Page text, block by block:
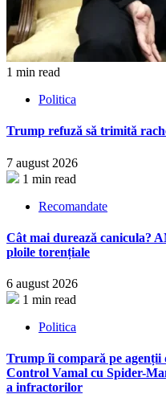
1 min read
Politica
Trump refuză să trimită
7 august 2026
1 min read
Recomandate
Cât mai durează canicula?
ploile torențiale
6 august 2026
1 min read
Politica
Trump îi compară pe agenții
Control Vamal cu Spider-
a infractorilor